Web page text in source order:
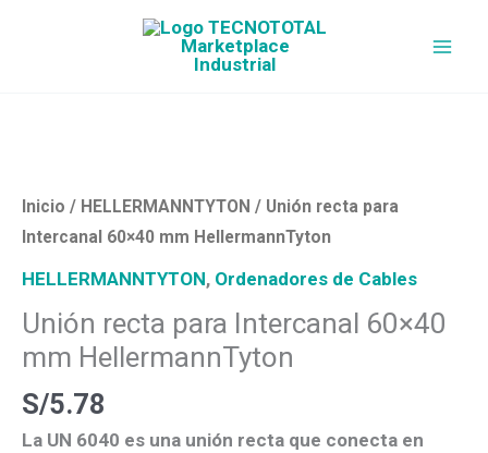
Inicio / HELLERMANNTYTON / Unión recta para
Intercanal 60×40 mm HellermannTyton
HELLERMANNTYTON, Ordenadores de Cables
Unión recta para Intercanal 60×40
mm HellermannTyton
S/5.78
La UN 6040 es una unión recta que conecta en
Intercanal
60×40
HellermannTyton
cantidad